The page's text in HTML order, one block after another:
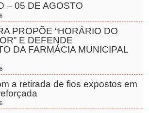
– 05 DE AGOSTO
PROPÕE “HORÁRIO DO
E DEFENDE
DA FARMÁCIA MUNICIPAL
a retirada de fios expostos em